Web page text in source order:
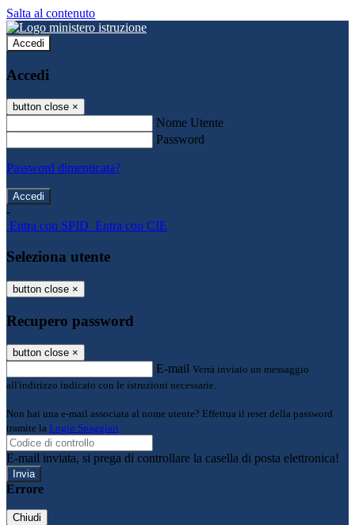
Salta al contenuto
Accedi
Accedi
button close ×
Nome Utente
Password
Password dimenticata?
-
Entra con SPID Entra con CIE
Seleziona utente
button close ×
Recupero password
button close ×
E-mail Verrà inviato un messaggio
all'indirizzo indicato con le istruzioni necessarie.
Non hai una e-mail associata al nome utente? Effettua il reset della password
tramite la Login Spaggiari
E-mail inviata, si prega di controllare la casella di posta elettronica!
Errore
Chiudi